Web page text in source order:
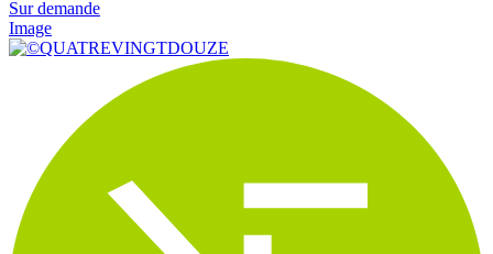
Sur demande
Image